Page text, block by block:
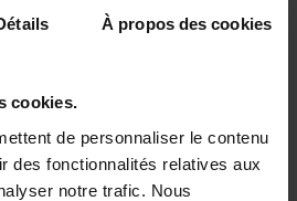
À propos des cookies
cookies.
de personnaliser le contenu
des fonctionnalités relatives aux
notre trafic. Nous
à une coupure du réseau de tout le